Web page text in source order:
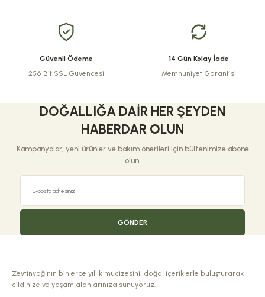
Güvenli Ödeme
256 Bit SSL Güvencesi
14 Gün Kolay İade
Memnuniyet Garantisi
DOĞALLIĞA DAIR HER ŞEYDEN
HABERDAR OLUN
Kampanyalar, yeni ürünler ve bakım önerileri için bültenimize abone
olun.
GÖNDER
Zeytinyağının binlerce yıllık mucizesini, doğal içeriklerle buluşturarak
cildinize ve yaşam alanlarınıza sunuyoruz.